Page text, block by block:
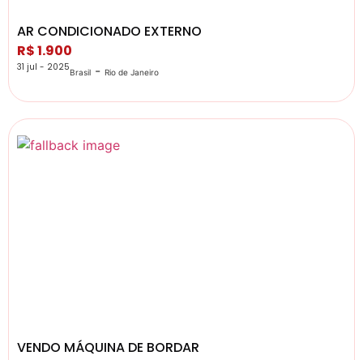
AR CONDICIONADO EXTERNO
R$ 1.900
31 jul - 2025Brasil - Rio de Janeiro
VENDO MÁQUINA DE BORDAR